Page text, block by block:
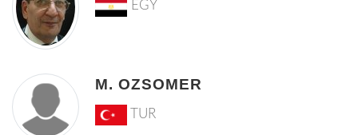
EGY
M. OZSOMER
TUR